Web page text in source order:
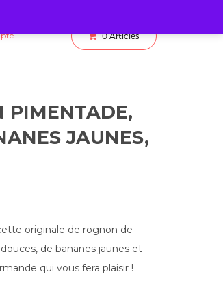
0 Articles
PIMENTADE,
JAUNES,
originale de rognon de
de bananes jaunes et
qui vous fera plaisir !